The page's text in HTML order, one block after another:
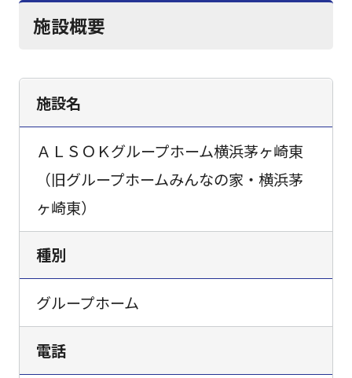
施設概要
施設名
ＡＬＳＯＫグループホーム横浜茅ヶ崎東
（旧グループホームみんなの家・横浜茅
ヶ崎東）
種別
グループホーム
電話